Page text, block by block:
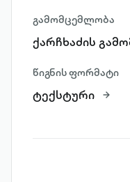
გამომცემლობა
ქარჩხაძის
წიგნის ფორმატი
ტექსტური